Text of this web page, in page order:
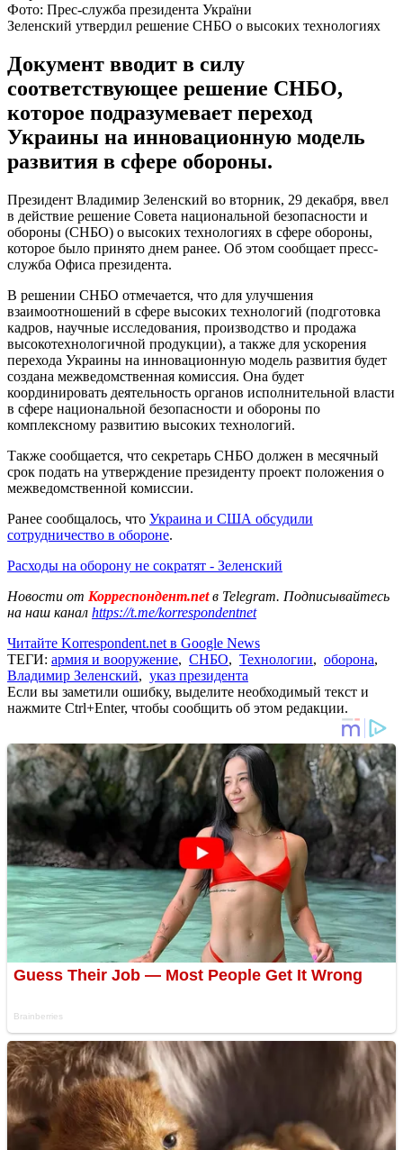
Фото: Прес-служба президента України
Зеленский утвердил решение СНБО о высоких технологиях
Документ вводит в силу
соответствующее решение СНБО,
которое подразумевает переход
Украины на инновационную модель
развития в сфере обороны.
Президент Владимир Зеленский во вторник, 29 декабря, ввел
в действие решение Совета национальной безопасности и
обороны (СНБО) о высоких технологиях в сфере обороны,
которое было принято днем ранее. Об этом сообщает пресс-
служба Офиса президента.
В решении СНБО отмечается, что для улучшения
взаимоотношений в сфере высоких технологий (подготовка
кадров, научные исследования, производство и продажа
высокотехнологичной продукции), а также для ускорения
перехода Украины на инновационную модель развития будет
создана межведомственная комиссия. Она будет
координировать деятельность органов исполнительной власти
в сфере национальной безопасности и обороны по
комплексному развитию высоких технологий.
Также сообщается, что секретарь СНБО должен в месячный
срок подать на утверждение президенту проект положения о
межведомственной комиссии.
Ранее сообщалось, что Украина и США обсудили
сотрудничество в обороне.
Расходы на оборону не сократят - Зеленский
Новости от Корреспондент.netв Telegram. Подписывайтесь
на наш канал https://t.me/korrespondentnet
Читайте Korrespondent.net в Google News
ТЕГИ: армия и вооружение, СНБО, Технологии, оборона,
Владимир Зеленский, указ президента
Если вы заметили ошибку, выделите необходимый текст и
нажмите Ctrl+Enter, чтобы сообщить об этом редакции.